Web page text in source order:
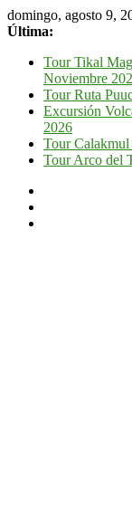
domingo, agosto 9,
Última:
Tour Tikal
Noviembre
Tour Ruta
Excursión
2026
Tour
Tour Arco del